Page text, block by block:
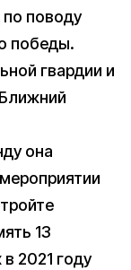
поводу
победы.
гвардии и
она
13
2021 году